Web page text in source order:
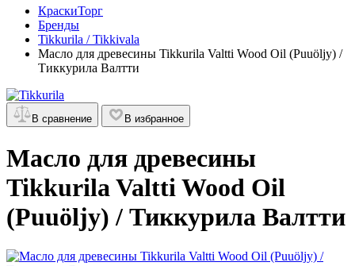
КраскиТорг
Бренды
Tikkurila / Tikkivala
Масло для древесины Tikkurila Valtti Wood Oil (Puuöljy) /
Тиккурила Валтти
В сравнение В избранное
Масло для древесины
Tikkurila Valtti Wood Oil
(Puuöljy) / Тиккурила Валтти